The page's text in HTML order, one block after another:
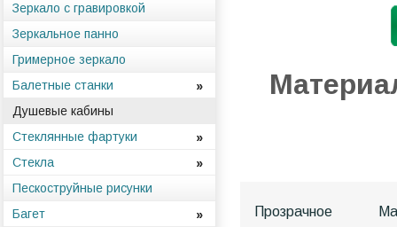
Зеркало с гравировкой
Зеркальное панно
Гримерное зеркало
Балетные станки
Душевые кабины
Стеклянные фартуки
Стекла
Пескоструйные рисунки
Багет
Прозрачное